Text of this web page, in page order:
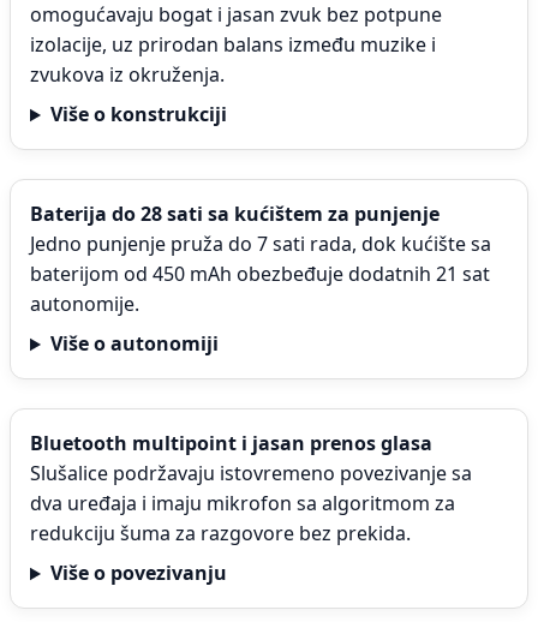
omogućavaju bogat i jasan zvuk bez potpune
izolacije, uz prirodan balans između muzike i
zvukova iz okruženja.
Više o konstrukciji
Baterija do 28 sati sa kućištem za punjenje
Jedno punjenje pruža do 7 sati rada, dok kućište sa
baterijom od 450 mAh obezbeđuje dodatnih 21 sat
autonomije.
Više o autonomiji
Bluetooth multipoint i jasan prenos glasa
Slušalice podržavaju istovremeno povezivanje sa
dva uređaja i imaju mikrofon sa algoritmom za
redukciju šuma za razgovore bez prekida.
Više o povezivanju